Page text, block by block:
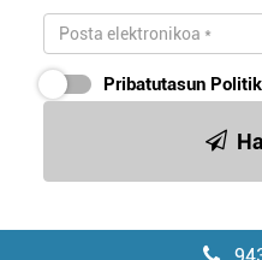
Pribatutasun